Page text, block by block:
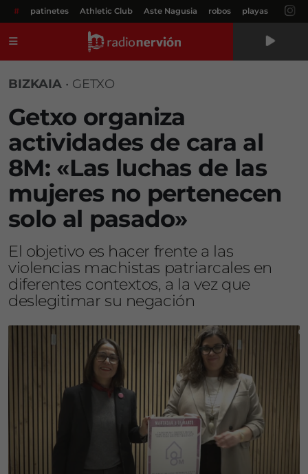
# patinetes Athletic Club Aste Nagusia robos playas
BIZKAIA • GETXO
Getxo organiza
actividades de cara al
8M: «Las luchas de las
mujeres no pertenecen
solo al pasado»
El objetivo es hacer frente a las
violencias machistas patriarcales en
diferentes contextos, a la vez que
deslegitimar su negación